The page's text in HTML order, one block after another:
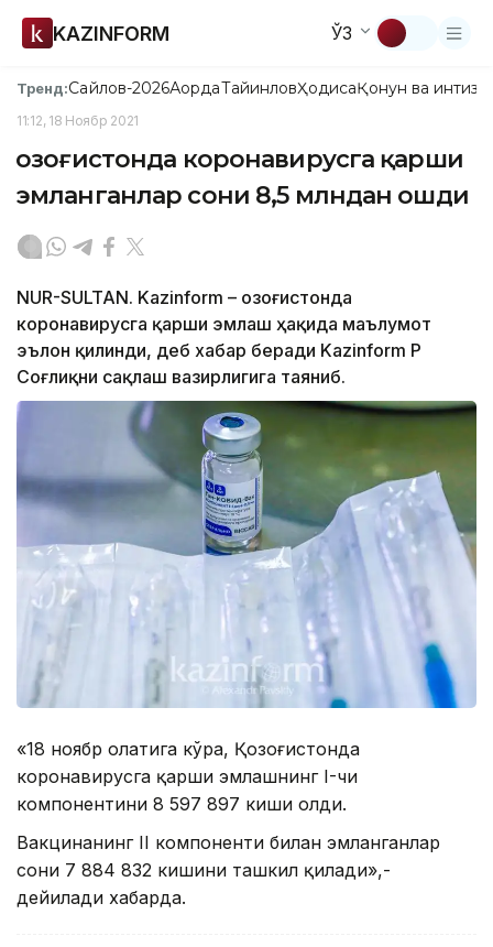
KAZINFORM ЎЗ
Тренд:Сайлов-2026АқордаТайинловҲодисаҚонун ва
11:12, 18 Ноябр 2021
Қозоғистонда коронавирусга қарши
эмланганлар сони 8,5 млндан ошди
NUR-SULTAN. Kazinform – Қозоғистонда
коронавирусга қарши эмлаш ҳақида маълумот
эълон қилинди, деб хабар беради Kazinform ҚР
Соғлиқни сақлаш вазирлигига таяниб.
«18 ноябр ҳолатига кўра, Қозоғистонда
коронавирусга қарши эмлашнинг I-чи
компонентини 8 597 897 киши олди.
Вакцинанинг II компоненти билан эмланганлар
сони 7 884 832 кишини ташкил қилади»,-
дейилади хабарда.